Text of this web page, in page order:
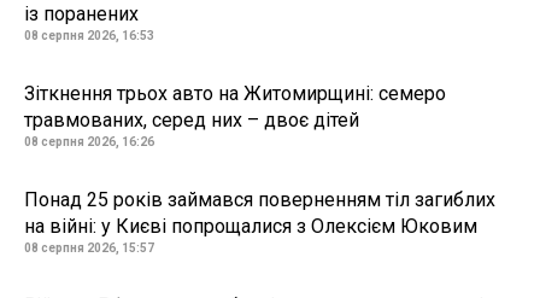
із поранених
08 серпня 2026, 16:53
Зіткнення трьох авто на Житомирщині: семеро
травмованих, серед них – двоє дітей
08 серпня 2026, 16:26
Понад 25 років займався поверненням тіл загиблих
на війні: у Києві попрощалися з Олексієм Юковим
08 серпня 2026, 15:57